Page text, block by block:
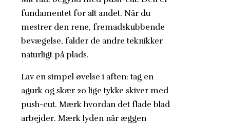
fundamentet for alt andet. Når du
mestrer den rene, fremadskubbende
bevægelse, falder de andre teknikker
naturligt på plads.
Lav en simpel øvelse i aften: tag en
agurk og skær 20 lige tykke skiver med
push-cut. Mærk hvordan det flade blad
arbejder. Mærk lyden når æggen